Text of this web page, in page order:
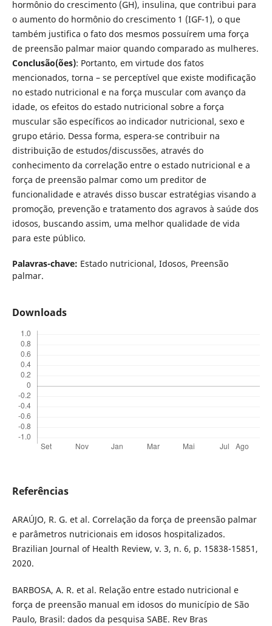
hormônio do crescimento (GH), insulina, que contribui para
o aumento do hormônio do crescimento 1 (IGF-1), o que
também justifica o fato dos mesmos possuírem uma força
de preensão palmar maior quando comparado as mulheres.
Conclusão(ões): Portanto, em virtude dos fatos
mencionados, torna – se perceptível que existe modificação
no estado nutricional e na força muscular com avanço da
idade, os efeitos do estado nutricional sobre a força
muscular são específicos ao indicador nutricional, sexo e
grupo etário. Dessa forma, espera-se contribuir na
distribuição de estudos/discussões, através do
conhecimento da correlação entre o estado nutricional e a
força de preensão palmar como um preditor de
funcionalidade e através disso buscar estratégias visando a
promoção, prevenção e tratamento dos agravos à saúde dos
idosos, buscando assim, uma melhor qualidade de vida
para este público.
Palavras-chave: Estado nutricional, Idosos, Preensão
palmar.
Downloads
Referências
ARAÚJO, R. G. et al. Correlação da força de preensão palmar
e parâmetros nutricionais em idosos hospitalizados.
Brazilian Journal of Health Review, v. 3, n. 6, p. 15838-15851,
2020.
BARBOSA, A. R. et al. Relação entre estado nutricional e
força de preensão manual em idosos do município de São
Paulo, Brasil: dados da pesquisa SABE. Rev Bras